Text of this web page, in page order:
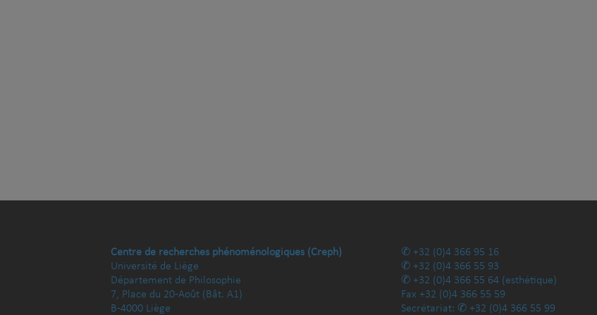
Centre de recherches phénoménologiques (Creph)
Université de Liège
Département de Philosophie
7, Place du 20-Août (Bât. A1)
B-4000 Liège
+32 (0)4 366 95 16
+32 (0)4 366 55 93
+32 (0)4 366 55 64 (esthétique)
Fax +32 (0)4 366 55 59
Secrétariat:
+32 (0)4 366 55 99